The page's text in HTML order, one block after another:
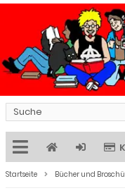
Startseite Bücher und